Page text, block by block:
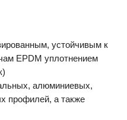
устойчивым к
EPDM уплотнением
алюминиевых,
профилей, а также